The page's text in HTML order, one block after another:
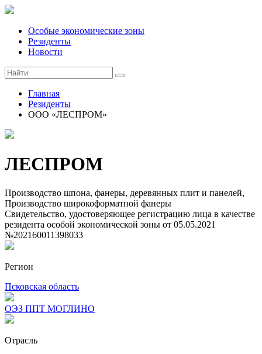
Особые экономические зоны
Резиденты
Новости
Главная
Резиденты
ООО «ЛЕСПРОМ»
ЛЕСПРОМ
Производство шпона, фанеры, деревянных плит и панелей,
Производство широкоформатной фанеры
Свидетельство, удостоверяющее регистрацию лица в качестве
резидента особой экономической зоны от 05.05.2021
№202160011398033
Регион
Псковская область
ОЭЗ ППТ МОГЛИНО
Отрасль